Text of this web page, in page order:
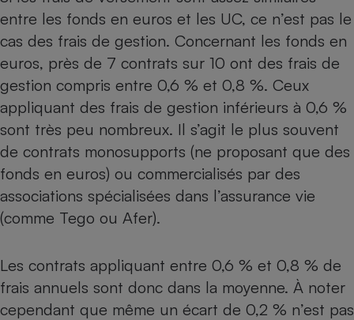
entre les fonds en euros et les UC, ce n’est pas le
cas des frais de gestion. Concernant les fonds en
euros, près de 7 contrats sur 10 ont des frais de
gestion compris entre 0,6 % et 0,8 %. Ceux
appliquant des frais de gestion inférieurs à 0,6 %
sont très peu nombreux. Il s’agit le plus souvent
de contrats monosupports (ne proposant que des
fonds en euros) ou commercialisés par des
associations spécialisées dans l’assurance vie
(comme Tego ou Afer).
Les contrats appliquant entre 0,6 % et 0,8 % de
frais annuels sont donc dans la moyenne. À noter
cependant que même un écart de 0,2 % n’est pas